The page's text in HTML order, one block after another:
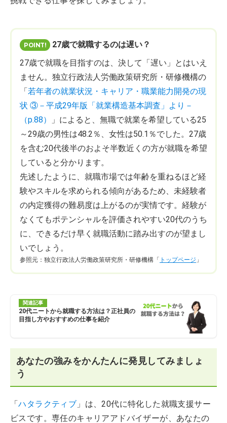
27歳で就職するのは遅い？
27歳で就職を目指すのは、決して「遅い」とはいえ
ません。独立行政法人労働政策研究所・研修機構の
「若年者の就業状況・キャリア・職業能力開発の現
状 ③－平成29年版「就業構造基本調査」より－
（p.88）
」によると、無職で就業を希望している25
～29歳の男性は48.2％、女性は50.1％でした。27歳
を含む20代後半のおよそ半数近くの方が就職を希望
していると分かります。
先述したように、就職市場では年齢を重ねるほど経
験やスキルを求められる傾向があるため、未経験者
の内定獲得の難易度は上がるのが実情です。経験が
なくてもポテンシャルを評価されやすい20代のうち
に、できるだけ早く就職活動に踏み出すのが望まし
いでしょう。
参照元：独立行政法人労働政策研究所・研修機構「 トップページ 」
関連記事
20代ニートから就職する方法は？正社員の
目指し方やおすすめの仕事を紹介
あなたの強みをかんたんに発見してみましょ
う
「ハタラクティブ 」は、20代に特化した就職支援サー
ビスです。専任のキャリアアドバイザーが、あなたの